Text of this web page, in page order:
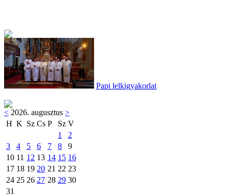
Papi lelkigyakorlat
< 2026. augusztus >
H K Sz Cs P Sz V
1
2
3
4 5 6 7 8
9
10 11 12 13 14 15 16
17 18 19 20 21 22 23
24 25 26 27 28 29 30
31